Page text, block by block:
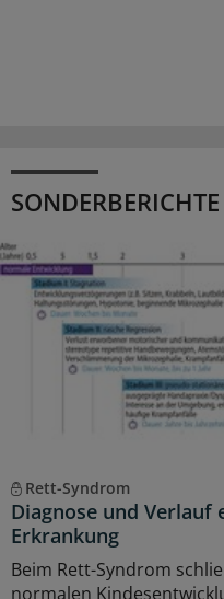
Rett-Syndrom
Diagnose und
Erkrankung
Beim Rett-Syndrom
normalen